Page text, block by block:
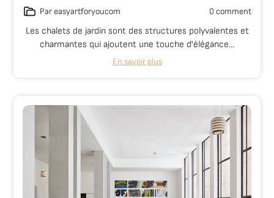
Par easyartforyoucom 0 comment
Les chalets de jardin sont des structures polyvalentes et
charmantes qui ajoutent une touche d'élégance…
En savoir plus